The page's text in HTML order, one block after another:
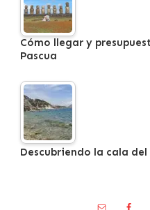
Cómo llegar y
Pascua
Descubriendo la cala del